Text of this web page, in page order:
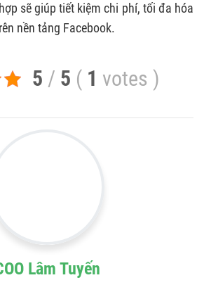
sẽ giúp tiết kiệm chi phí, tối đa hóa
nền tảng Facebook.
5 / 5 ( 1 votes )
Lâm Tuyến